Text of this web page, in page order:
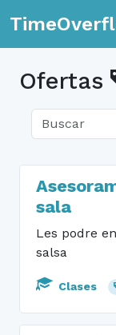
Ofertas
sala
Les podre
salsa
Clases